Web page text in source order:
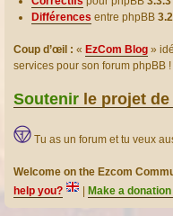
Différences entre phpBB
Coup d’œil : « EzCom Blog »
services pour son forum phpBB !
Soutenir le projet
Tu as un forum et tu veux
Welcome on the Ezcom
help you?
Make a donation